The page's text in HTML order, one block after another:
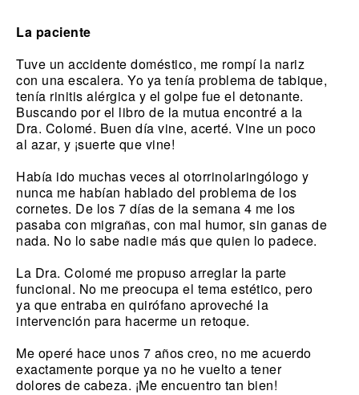
La paciente
Tuve un accidente doméstico, me rompí la nariz
con una escalera. Yo ya tenía problema de tabique,
tenía rinitis alérgica y el golpe fue el detonante.
Buscando por el libro de la mutua encontré a la
Dra. Colomé. Buen día vine, acerté. Vine un poco
al azar, y ¡suerte que vine!
Había ido muchas veces al otorrinolaringólogo y
nunca me habían hablado del problema de los
cornetes. De los 7 días de la semana 4 me los
pasaba con migrañas, con mal humor, sin ganas de
nada. No lo sabe nadie más que quien lo padece.
La Dra. Colomé me propuso arreglar la parte
funcional. No me preocupa el tema estético, pero
ya que entraba en quirófano aproveché la
intervención para hacerme un retoque.
Me operé hace unos 7 años creo, no me acuerdo
exactamente porque ya no he vuelto a tener
dolores de cabeza. ¡Me encuentro tan bien!